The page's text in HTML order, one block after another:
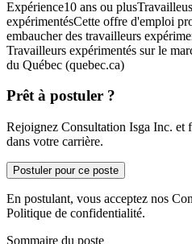
Expérience10 ans ou
expérimentésCette offre d'emploi
embaucher des travailleurs
Travailleurs expérimentés sur le
du Québec (quebec.ca)
Prêt à postuler ?
Rejoignez Consultation Isga Inc. et
dans votre carrière.
Postuler pour ce poste
En postulant, vous acceptez nos
Politique de confidentialité.
Sommaire du poste